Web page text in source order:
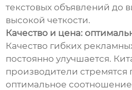
текстовых объявлений до
высокой четкости.
Качество и цена:
Качество гибких
постоянно улучшается.
производители стремятся
оптимальное